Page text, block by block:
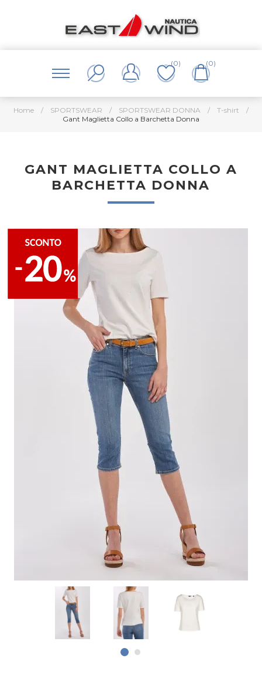
(0) (0)
Home / SPORTSWEAR / SPORTSWEAR DONNA / T-shirt
/
Gant Maglietta Collo a Barchetta Donna
GANT MAGLIETTA COLLO A
BARCHETTA DONNA